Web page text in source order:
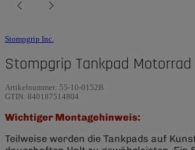
Stompgrip Inc.
Stompgrip Tankpad Motorrad
Artikelnummer: 55-10-0152B
GTIN: 840187514804
Wichtiger Montagehinweis:
Teilweise werden die Tankpads auf